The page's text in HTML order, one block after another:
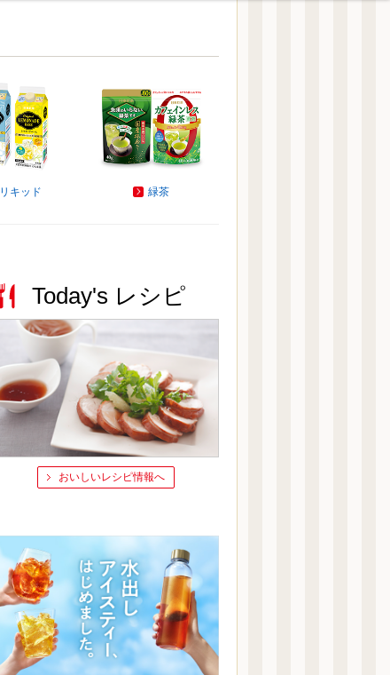
リキッド 緑茶
Today's レシピ
おいしいレシピ情報へ